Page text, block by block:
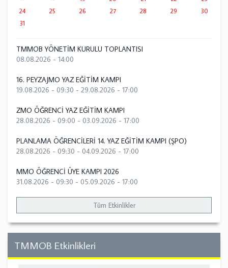
24
25 26 27 28 29
30
31
TMMOB YÖNETİM KURULU TOPLANTISI
08.08.2026 - 14:00
16. PEYZAJMO YAZ EĞİTİM KAMPI
19.08.2026 - 09:30 - 29.08.2026 - 17:00
ZMO ÖĞRENCİ YAZ EĞİTİM KAMPI
28.08.2026 - 09:00 - 03.09.2026 - 17:00
PLANLAMA ÖĞRENCİLERİ 14. YAZ EĞİTİM KAMPI (ŞPO)
28.08.2026 - 09:30 - 04.09.2026 - 17:00
MMO ÖĞRENCİ ÜYE KAMPI 2026
31.08.2026 - 09:30 - 05.09.2026 - 17:00
Tüm Etkinlikler
TMMOB Etkinlikleri